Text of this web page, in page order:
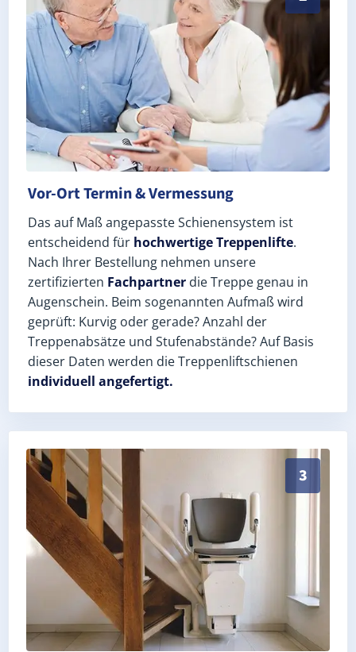
Vor-Ort Termin & Vermessung
Das auf Maß angepasste Schienensystem ist
entscheidend für hochwertige Treppenlifte.
Nach Ihrer Bestellung nehmen unsere
zertifizierten Fachpartner die Treppe genau in
Augenschein. Beim sogenannten Aufmaß wird
geprüft: Kurvig oder gerade? Anzahl der
Treppenabsätze und Stufenabstände? Auf Basis
dieser Daten werden die Treppenliftschienen
individuell angefertigt.
3
Schneller, sauberer Einbau durch zertifizierte